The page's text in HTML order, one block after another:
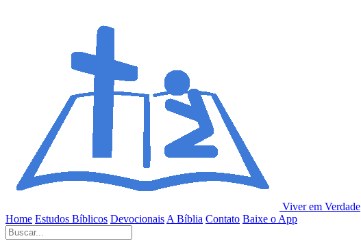
Viver em Verdade
Home Estudos Bíblicos Devocionais A Bíblia Contato Baixe o App